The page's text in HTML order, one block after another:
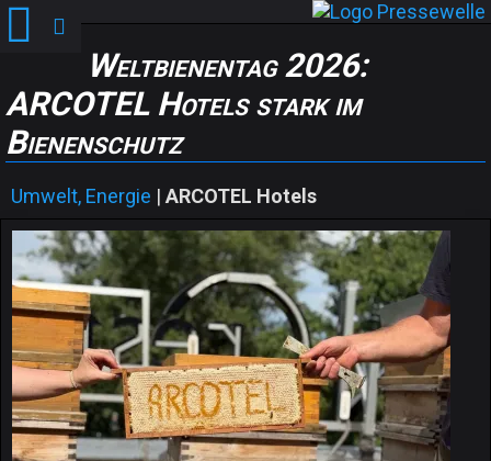
Weltbienentag 2026:
ARCOTEL Hotels stark im
Bienenschutz
Umwelt, Energie | ARCOTEL Hotels